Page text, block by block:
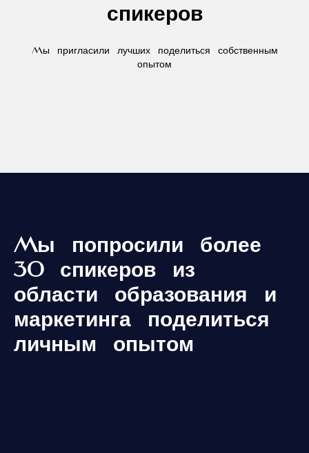
спикеров
Мы пригласили лучших поделиться собственным
опытом
Мы попросили более
30 спикеров из
области образования и
маркетинга поделиться
личным опытом